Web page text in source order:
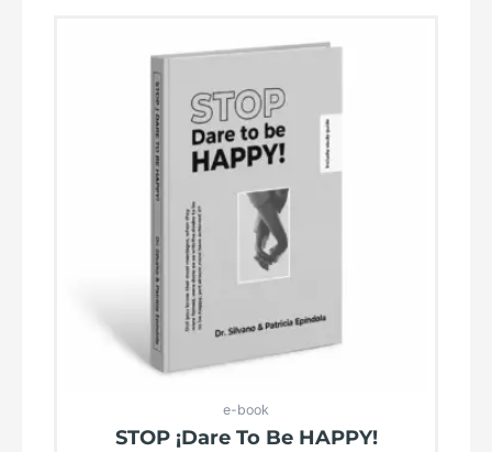
e-book
STOP ¡Dare To Be HAPPY!